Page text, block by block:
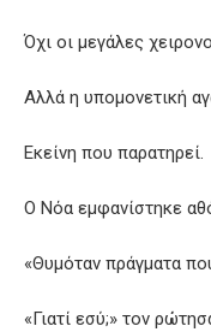
Όχι οι μεγάλες
Αλλά η υπομονετική
Εκείνη που παρατηρεί.
Ο Νόα εμφανίστηκε
«Θυμόταν πράγματα
«Γιατί εσύ;» τον